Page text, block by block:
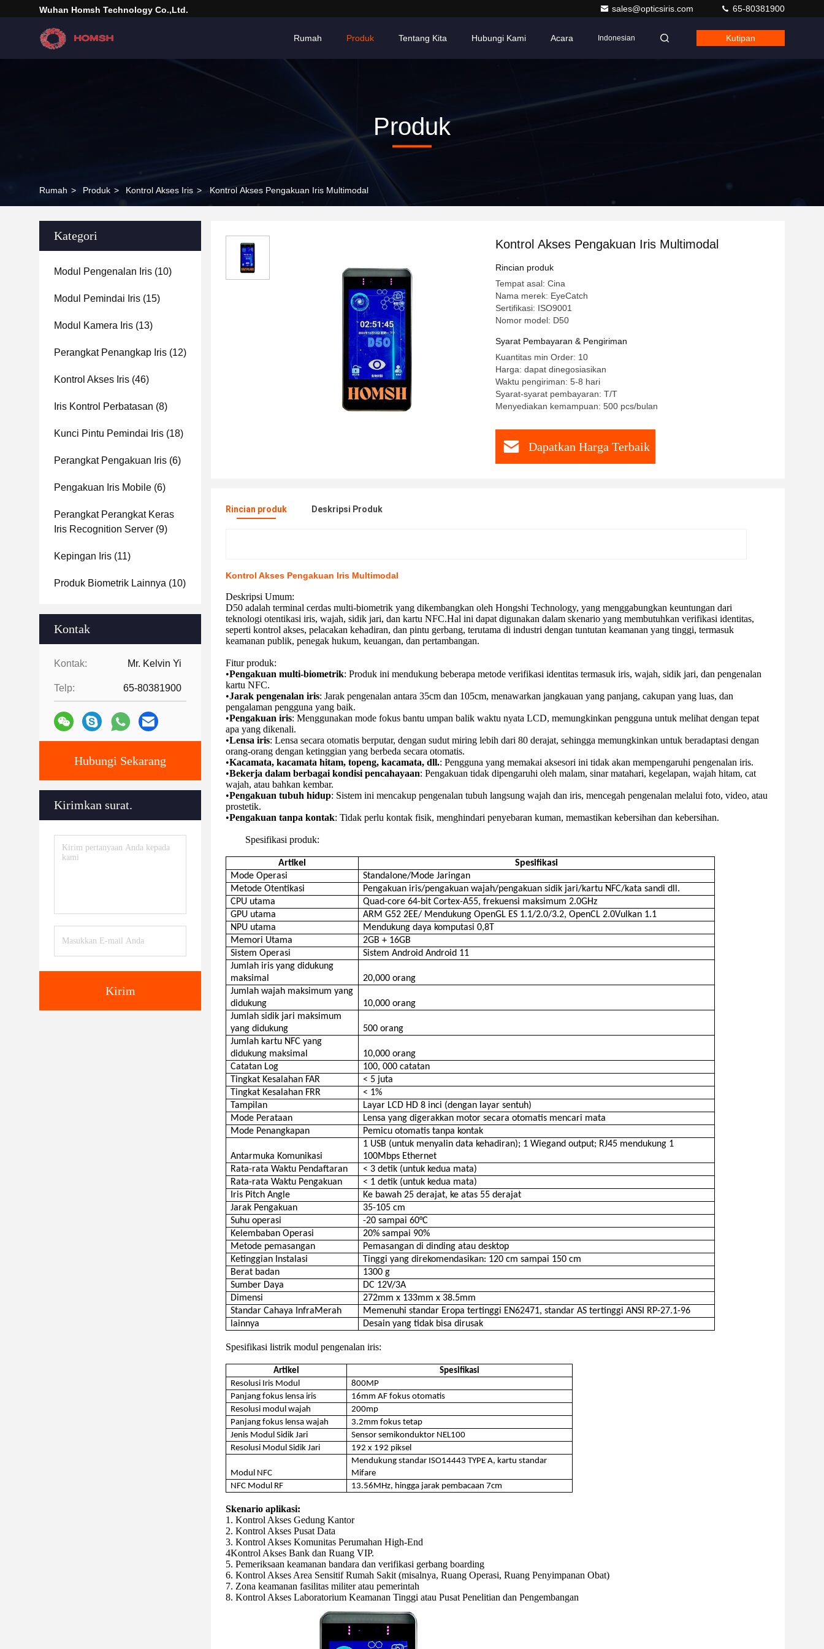
Wuhan Homsh Technology Co.,Ltd. sales@opticsiris.com 65-80381900
Rumah Produk Tentang Kita Hubungi Kami Acara Indonesian Kutipan
Produk
Rumah > Produk > Kontrol Akses Iris > Kontrol Akses Pengakuan Iris Multimodal
Kategori
Modul Pengenalan Iris (10)
Modul Pemindai Iris (15)
Modul Kamera Iris (13)
Perangkat Penangkap Iris (12)
Kontrol Akses Iris (46)
Iris Kontrol Perbatasan (8)
Kunci Pintu Pemindai Iris (18)
Perangkat Pengakuan Iris (6)
Pengakuan Iris Mobile (6)
Perangkat Perangkat Keras
Iris Recognition Server (9)
Kepingan Iris (11)
Produk Biometrik Lainnya (10)
Kontak
Kontak: Mr. Kelvin Yi
Telp: 65-80381900
Hubungi Sekarang
Kirimkan surat.
Kirim
Kontrol Akses Pengakuan Iris Multimodal
Rincian produk
Tempat asal: Cina
Nama merek: EyeCatch
Sertifikasi: ISO9001
Nomor model: D50
Syarat Pembayaran & Pengiriman
Kuantitas min Order: 10
Harga: dapat dinegosiasikan
Waktu pengiriman: 5-8 hari
Syarat-syarat pembayaran: T/T
Menyediakan kemampuan: 500 pcs/bulan
Dapatkan Harga Terbaik
Rincian produk Deskripsi Produk
Kontrol Akses Pengakuan Iris Multimodal
Deskripsi Umum:
D50 adalah terminal cerdas multi-biometrik yang dikembangkan oleh Hongshi Technology, yang menggabungkan keuntungan dari
teknologi otentikasi iris, wajah, sidik jari, dan kartu NFC.Hal ini dapat digunakan dalam skenario yang membutuhkan verifikasi identitas,
seperti kontrol akses, pelacakan kehadiran, dan pintu gerbang, terutama di industri dengan tuntutan keamanan yang tinggi, termasuk
keamanan publik, penegak hukum, keuangan, dan pertambangan.
Fitur produk:
•Pengakuan multi-biometrik: Produk ini mendukung beberapa metode verifikasi identitas termasuk iris, wajah, sidik jari, dan pengenalan
kartu NFC.
•Jarak pengenalan iris: Jarak pengenalan antara 35cm dan 105cm, menawarkan jangkauan yang panjang, cakupan yang luas, dan
pengalaman pengguna yang baik.
•Pengakuan iris: Menggunakan mode fokus bantu umpan balik waktu nyata LCD, memungkinkan pengguna untuk melihat dengan tepat
apa yang dikenali.
•Lensa iris: Lensa secara otomatis berputar, dengan sudut miring lebih dari 80 derajat, sehingga memungkinkan untuk beradaptasi dengan
orang-orang dengan ketinggian yang berbeda secara otomatis.
•Kacamata, kacamata hitam, topeng, kacamata, dll.: Pengguna yang memakai aksesori ini tidak akan mempengaruhi pengenalan iris.
•Bekerja dalam berbagai kondisi pencahayaan: Pengakuan tidak dipengaruhi oleh malam, sinar matahari, kegelapan, wajah hitam, cat
wajah, atau bahkan kembar.
•Pengakuan tubuh hidup: Sistem ini mencakup pengenalan tubuh langsung wajah dan iris, mencegah pengenalan melalui foto, video, atau
prostetik.
•Pengakuan tanpa kontak: Tidak perlu kontak fisik, menghindari penyebaran kuman, memastikan kebersihan dan kebersihan.
Spesifikasi produk:
Artikel
Spesifikasi
Mode Operasi
Standalone/Mode Jaringan
Metode Otentikasi
Pengakuan iris/pengakuan wajah/pengakuan sidik jari/kartu NFC/kata sandi dll.
CPU utama
Quad-core 64-bit Cortex-A55, frekuensi maksimum 2.0GHz
GPU utama
ARM G52 2EE/ Mendukung OpenGL ES 1.1/2.0/3.2, OpenCL 2.0Vulkan 1.1
NPU utama
Mendukung daya komputasi 0,8T
Memori Utama
2GB + 16GB
Sistem Operasi
Sistem Android Android 11
Jumlah iris yang didukung
maksimal
20,000 orang
Jumlah wajah maksimum yang
didukung
10,000 orang
Jumlah sidik jari maksimum
yang didukung
500 orang
Jumlah kartu NFC yang
didukung maksimal
10,000 orang
Catatan Log
100, 000 catatan
Tingkat Kesalahan FAR
< 5 juta
Tingkat Kesalahan FRR
< 1%
Tampilan
Layar LCD HD 8 inci (dengan layar sentuh)
Mode Perataan
Lensa yang digerakkan motor secara otomatis mencari mata
Mode Penangkapan
Pemicu otomatis tanpa kontak
Antarmuka Komunikasi
1 USB (untuk menyalin data kehadiran); 1 Wiegand output; RJ45 mendukung 1
100Mbps Ethernet
Rata-rata Waktu Pendaftaran
< 3 detik (untuk kedua mata)
Rata-rata Waktu Pengakuan
< 1 detik (untuk kedua mata)
Iris Pitch Angle
Ke bawah 25 derajat, ke atas 55 derajat
Jarak Pengakuan
35-105 cm
Suhu operasi
-20 sampai 60°C
Kelembaban Operasi
20% sampai 90%
Metode pemasangan
Pemasangan di dinding atau desktop
Ketinggian Instalasi
Tinggi yang direkomendasikan: 120 cm sampai 150 cm
Berat badan
1300 g
Sumber Daya
DC 12V/3A
Dimensi
272mm x 133mm x 38.5mm
Standar Cahaya InfraMerah
Memenuhi standar Eropa tertinggi EN62471, standar AS tertinggi ANSI RP-27.1-96
lainnya
Desain yang tidak bisa dirusak
Spesifikasi listrik modul pengenalan iris:
Artikel
Spesifikasi
Resolusi Iris Modul
800MP
Panjang fokus lensa iris
16mm AF fokus otomatis
Resolusi modul wajah
200mp
Panjang fokus lensa wajah
3.2mm fokus tetap
Jenis Modul Sidik Jari
Sensor semikonduktor NEL100
Resolusi Modul Sidik Jari
192 x 192 piksel
Modul NFC
Mendukung standar ISO14443 TYPE A, kartu standar
Mifare
NFC Modul RF
13.56MHz, hingga jarak pembacaan 7cm
Skenario aplikasi:
1. Kontrol Akses Gedung Kantor
2. Kontrol Akses Pusat Data
3. Kontrol Akses Komunitas Perumahan High-End
4Kontrol Akses Bank dan Ruang VIP.
5. Pemeriksaan keamanan bandara dan verifikasi gerbang boarding
6. Kontrol Akses Area Sensitif Rumah Sakit (misalnya, Ruang Operasi, Ruang Penyimpanan Obat)
7. Zona keamanan fasilitas militer atau pemerintah
8. Kontrol Akses Laboratorium Keamanan Tinggi atau Pusat Penelitian dan Pengembangan